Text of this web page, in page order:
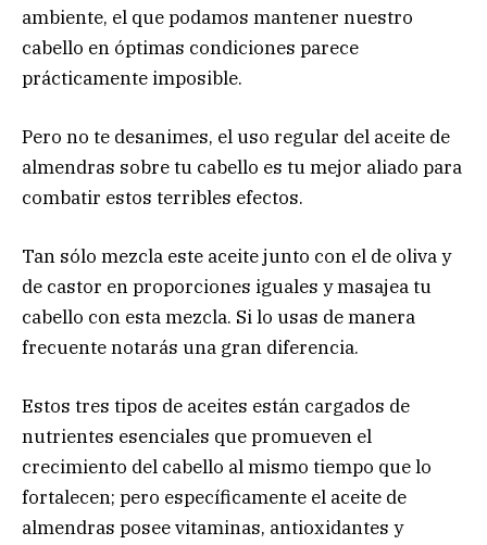
ambiente, el que podamos mantener nuestro
cabello en óptimas condiciones parece
prácticamente imposible.
Pero no te desanimes, el uso regular del aceite de
almendras sobre tu cabello es tu mejor aliado para
combatir estos terribles efectos.
Tan sólo mezcla este aceite junto con el de oliva y
de castor en proporciones iguales y masajea tu
cabello con esta mezcla. Si lo usas de manera
frecuente notarás una gran diferencia.
Estos tres tipos de aceites están cargados de
nutrientes esenciales que promueven el
crecimiento del cabello al mismo tiempo que lo
fortalecen; pero específicamente el aceite de
almendras posee vitaminas, antioxidantes y